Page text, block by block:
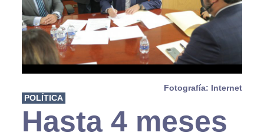
Fotografía: Internet
POLÍTICA
Hasta 4 meses